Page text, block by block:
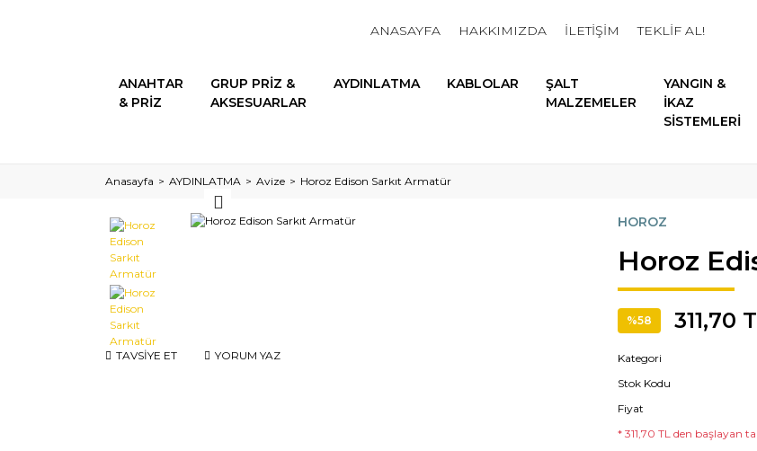
ANASAYFA HAKKIMIZDA İLETİŞİM TEKLİF AL!
ANAHTAR
& PRİZ
GRUP PRİZ &
AKSESUARLAR
AYDINLATMA KABLOLAR
ŞALT
MALZEMELER
YANGIN &
İKAZ
SİSTEMLERİ
Anasayfa AYDINLATMA Avize Horoz Edison Sarkıt Armatür
TAVSİYE ET YORUM YAZ
HOROZ
Horoz
%58 311,70
Kategori
Stok Kodu
Fiyat
* 311,70 TL den başlayan